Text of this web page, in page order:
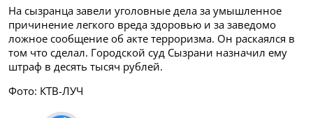
На сызранца завели уголовные дела за умышленное
причинение легкого вреда здоровью и за заведомо
ложное сообщение об акте терроризма. Он раскаялся в
том что сделал. Городской суд Сызрани назначил ему
штраф в десять тысяч рублей.
Фото: КТВ-ЛУЧ